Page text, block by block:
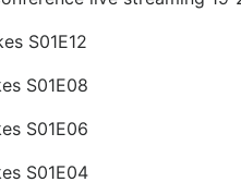
S01E12
S01E08
S01E06
S01E04